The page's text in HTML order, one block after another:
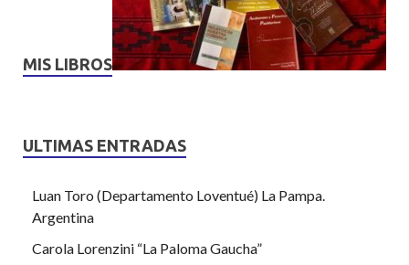
MIS LIBROS
ULTIMAS ENTRADAS
Luan Toro (Departamento Loventué) La Pampa.
Argentina
Carola Lorenzini “La Paloma Gaucha”